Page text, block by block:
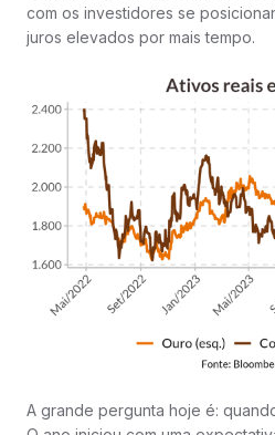
com os investidores se
juros elevados por mais tempo.
A grande pergunta hoje é: